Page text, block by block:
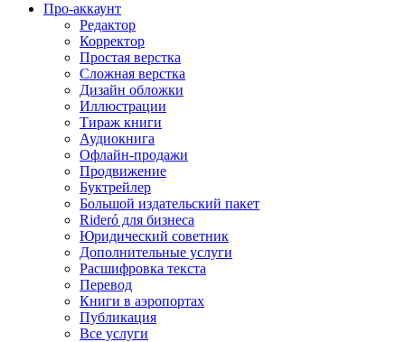
Про-аккаунт
Редактор
Корректор
Простая верстка
Сложная верстка
Дизайн обложки
Иллюстрации
Тираж книги
Аудиокнига
Офлайн-продажи
Продвижение
Буктрейлер
Большой издательский пакет
Rideró для бизнеса
Юридический советник
Дополнительные услуги
Расшифровка текста
Перевод
Книги в аэропортах
Публикация
Все услуги